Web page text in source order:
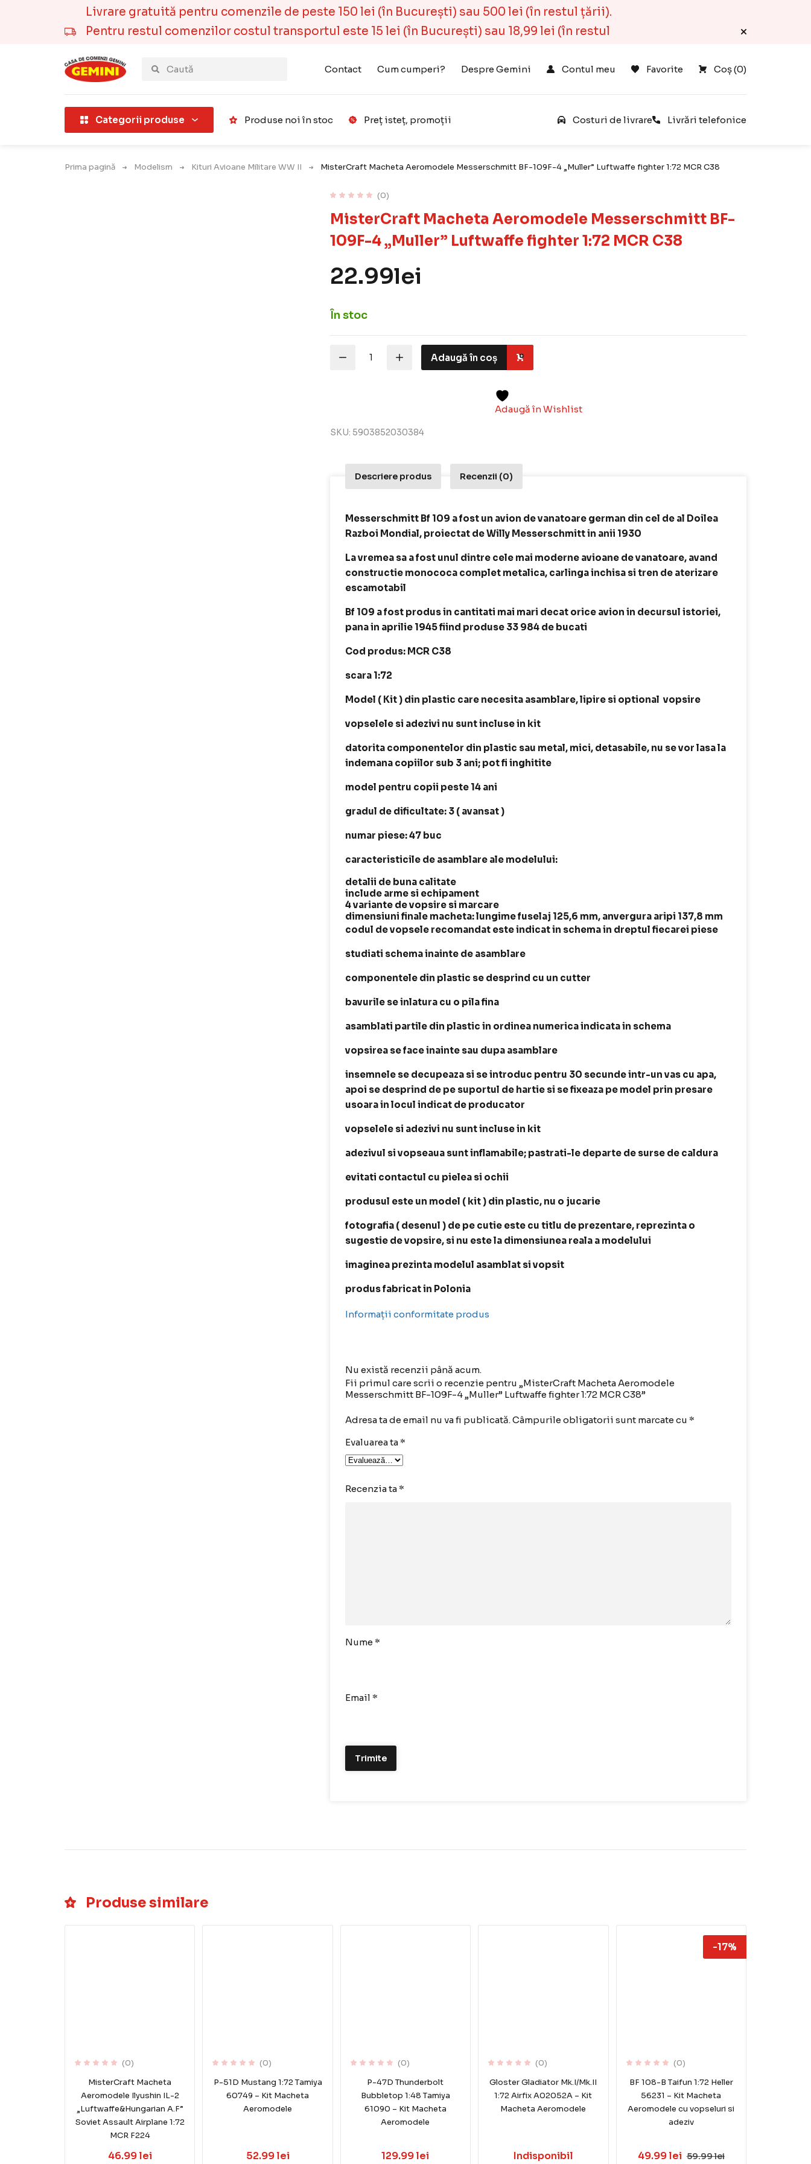
Livrare gratuită pentru comenzile de peste 150 lei (în București) sau 500 lei (în restul țării).
Pentru restul comenzilor costul transportul este 15 lei (în București) sau 18,99 lei (în restul
Contact Cum cumperi? Despre Gemini Contul meu Coș (0)
Favorite
Categorii produse Produse noi în stoc Preț isteț, promoții Costuri de livrare Livrări telefonice
Prima pagină Modelism Kituri Avioane Militare WW II MisterCraft Macheta Aeromodele Messerschmitt BF-109F-4 „Muller” Luftwaffe fighter 1:72 MCR C38
(0)
MisterCraft Macheta Aeromodele Messerschmitt BF-
109F-4 „Muller” Luftwaffe fighter 1:72 MCR C38
22.99lei
În stoc
MisterCraft
4
fighter
MCR
Adaugă în coș
Adaugă în Wishlist
SKU: 5903852030384
Descriere produs Recenzii (0)
Messerschmitt Bf 109 a fost un avion de vanatoare german din cel de al Doilea
Razboi Mondial, proiectat de Willy Messerschmitt in anii 1930
La vremea sa a fost unul dintre cele mai moderne avioane de vanatoare, avand
constructie monococa complet metalica, carlinga inchisa si tren de aterizare
escamotabil
Bf 109 a fost produs in cantitati mai mari decat orice avion in decursul istoriei,
pana in aprilie 1945 fiind produse 33 984 de bucati
Cod produs: MCR C38
scara 1:72
Model ( Kit ) din plastic care necesita asamblare, lipire si optional vopsire
vopselele si adezivi nu sunt incluse in kit
datorita componentelor din plastic sau metal, mici, detasabile, nu se vor lasa la
indemana copiilor sub 3 ani; pot fi inghitite
model pentru copii peste 14 ani
gradul de dificultate: 3 ( avansat )
numar piese: 47 buc
caracteristicile de asamblare ale modelului:
detalii de buna calitate
include arme si echipament
4 variante de vopsire si marcare
dimensiuni finale macheta: lungime fuselaj 125,6 mm, anvergura aripi 137,8 mm
codul de vopsele recomandat este indicat in schema in dreptul fiecarei piese
studiati schema inainte de asamblare
componentele din plastic se desprind cu un cutter
bavurile se inlatura cu o pila fina
asamblati partile din plastic in ordinea numerica indicata in schema
vopsirea se face inainte sau dupa asamblare
insemnele se decupeaza si se introduc pentru 30 secunde intr-un vas cu apa,
apoi se desprind de pe suportul de hartie si se fixeaza pe model prin presare
usoara in locul indicat de producator
vopselele si adezivi nu sunt incluse in kit
adezivul si vopseaua sunt inflamabile; pastrati-le departe de surse de caldura
evitati contactul cu pielea si ochii
produsul este un model ( kit ) din plastic, nu o jucarie
fotografia ( desenul ) de pe cutie este cu titlu de prezentare, reprezinta o
sugestie de vopsire, si nu este la dimensiunea reala a modelului
imaginea prezinta modelul asamblat si vopsit
produs fabricat in Polonia
Informații conformitate produs
Nu există recenzii până acum.
Fii primul care scrii o recenzie pentru „MisterCraft Macheta Aeromodele
Messerschmitt BF-109F-4 „Muller” Luftwaffe fighter 1:72 MCR C38”
Adresa ta de email nu va fi publicată.Câmpurile obligatorii sunt marcate cu *
Evaluarea ta*
Recenzia ta*
Nume*
Email *
Produse similare
(0)
MisterCraft Macheta
Aeromodele Ilyushin IL-2
„Luftwaffe&Hungarian A.F”
Soviet Assault Airplane 1:72
MCR F224
46.99 lei
(0)
P-51D Mustang 1:72 Tamiya
60749 – Kit Macheta
Aeromodele
52.99 lei
(0)
P-47D Thunderbolt
Bubbletop 1:48 Tamiya
61090 – Kit Macheta
Aeromodele
129.99 lei
(0)
Gloster Gladiator Mk.I/Mk.II
1:72 Airfix A02052A – Kit
Macheta Aeromodele
Indisponibil
(0)
BF 108-B Taifun 1:72 Heller
56231 – Kit Macheta
Aeromodele cu vopseluri si
adeziv
49.99 lei 59.99 lei
-17%